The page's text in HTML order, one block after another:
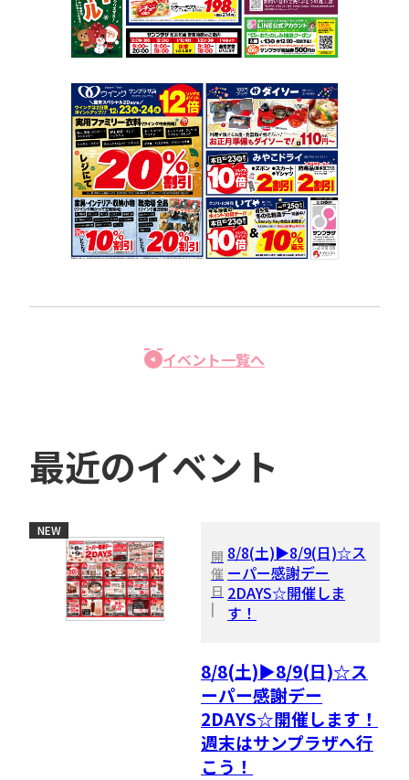
イベント一覧へ
最近のイベント
NEW
開
催
日
|
8/8(土)▶8/9(日)☆ス
ーパー感謝デー
2DAYS☆開催しま
す！
8/8(土)▶8/9(日)☆ス
ーパー感謝デー
2DAYS☆開催します！
週末はサンプラザへ行
こう！